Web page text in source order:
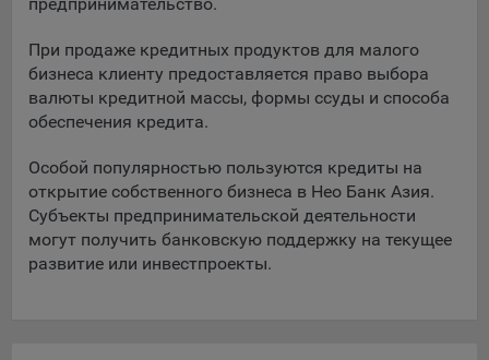
Microsoft Edge
16. Пользователь всегда может направить сообщение с
имеющимся у него вопросом, в части использования
файлов сookie, на электронную почту Общества:
Аналитические Cookie
Отключение аналитических cookie-файлов не позволит
При продаже кредитных продуктов для малого
бизнеса клиенту предоставляется право выбора
валюты кредитной массы, формы ссуды и способа
обеспечения кредита.
Особой популярностью пользуются кредиты на
открытие собственного бизнеса в Нео Банк Азия.
Субъекты предпринимательской деятельности
могут получить банковскую поддержку на текущее
развитие или инвестпроекты.